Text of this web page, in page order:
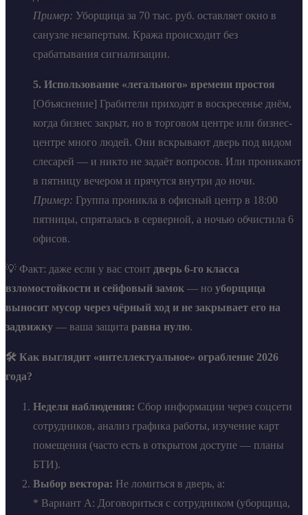
Пример: Уборщица за 70 тыс. руб. оставляет окно в
санузле незапертым. Кража происходит без
срабатывания сигнализации.
5. Использование «легального» времени простоя
[Объяснение] Грабители приходят в воскресенье днём,
когда бизнес закрыт, но в торговом центре или бизнес-
центре много людей. Они вскрывают дверь под видом
слесарей — и никто не задаёт вопросов. Или проникают
в пятницу вечером и прячутся внутри до ночи.
Пример: Группа проникла в офисный центр в 18:00
пятницы, спряталась в серверной, а ночью обчистила 6
офисов.
💡 Факт: даже если у вас стоит дверь 6-го класса
взломостойкости и сейфовый замок — но уборщица
выносит мусор через чёрный ход и не закрывает его на
задвижку — ваша защита равна нулю.
🛠️ Как выглядит «интеллектуальное» ограбление 2026
года?
Неделя наблюдения: Сбор информации через соцсети
сотрудников, анализ графика работы, изучение карт
помещения (часто есть в открытом доступе — планы
БТИ).
Выбор вектора: Не ломиться в дверь, а:
* Вариант А: Договориться с сотрудником (уборщица,